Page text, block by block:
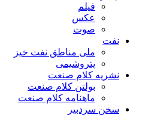
فیلم
عکس
صوت
نفت
ملی مناطق نفت خیز
پتروشیمی
نشریه کلام صنعت
بولتن کلام صنعت
ماهنامه کلام صنعت
سخن سردبیر